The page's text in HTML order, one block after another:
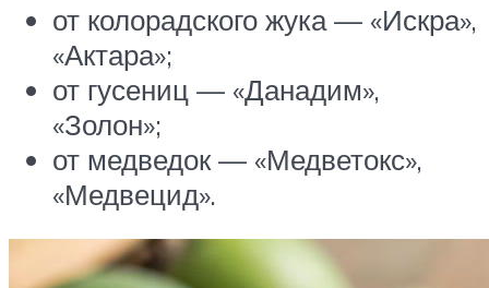
от колорадского жука — «Искра»,
«Актара»;
от гусениц — «Данадим»,
«Золон»;
от медведок — «Медветокс»,
«Медвецид».